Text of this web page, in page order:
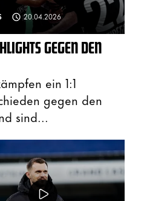
GEGEN DEN
ein 1:1
gegen den
sind...
20.04.2026